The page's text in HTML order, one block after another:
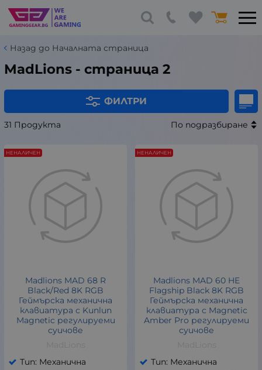
Назад до Началната страница
MadLions - страница 2
ФИЛТРИ
31 Продукта По подразбиране
Madlions MAD 68 R
Black/Red 8K RGB
Геймърска механична
клавиатура с Kunlun
Magnetic регулируеми
суичове
Тип: Механична
НЕНАЛИЧЕН
Madlions MAD 60 HE
Flagship Black 8K RGB
Геймърска механична
клавиатура с Magnetic
Amber Pro регулируеми
суичове
Тип: Механична
НЕНАЛИЧЕН